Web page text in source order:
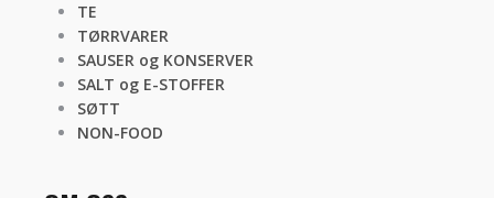
TE
TØRRVARER
SAUSER og KONSERVER
SALT og E-STOFFER
SØTT
NON-FOOD